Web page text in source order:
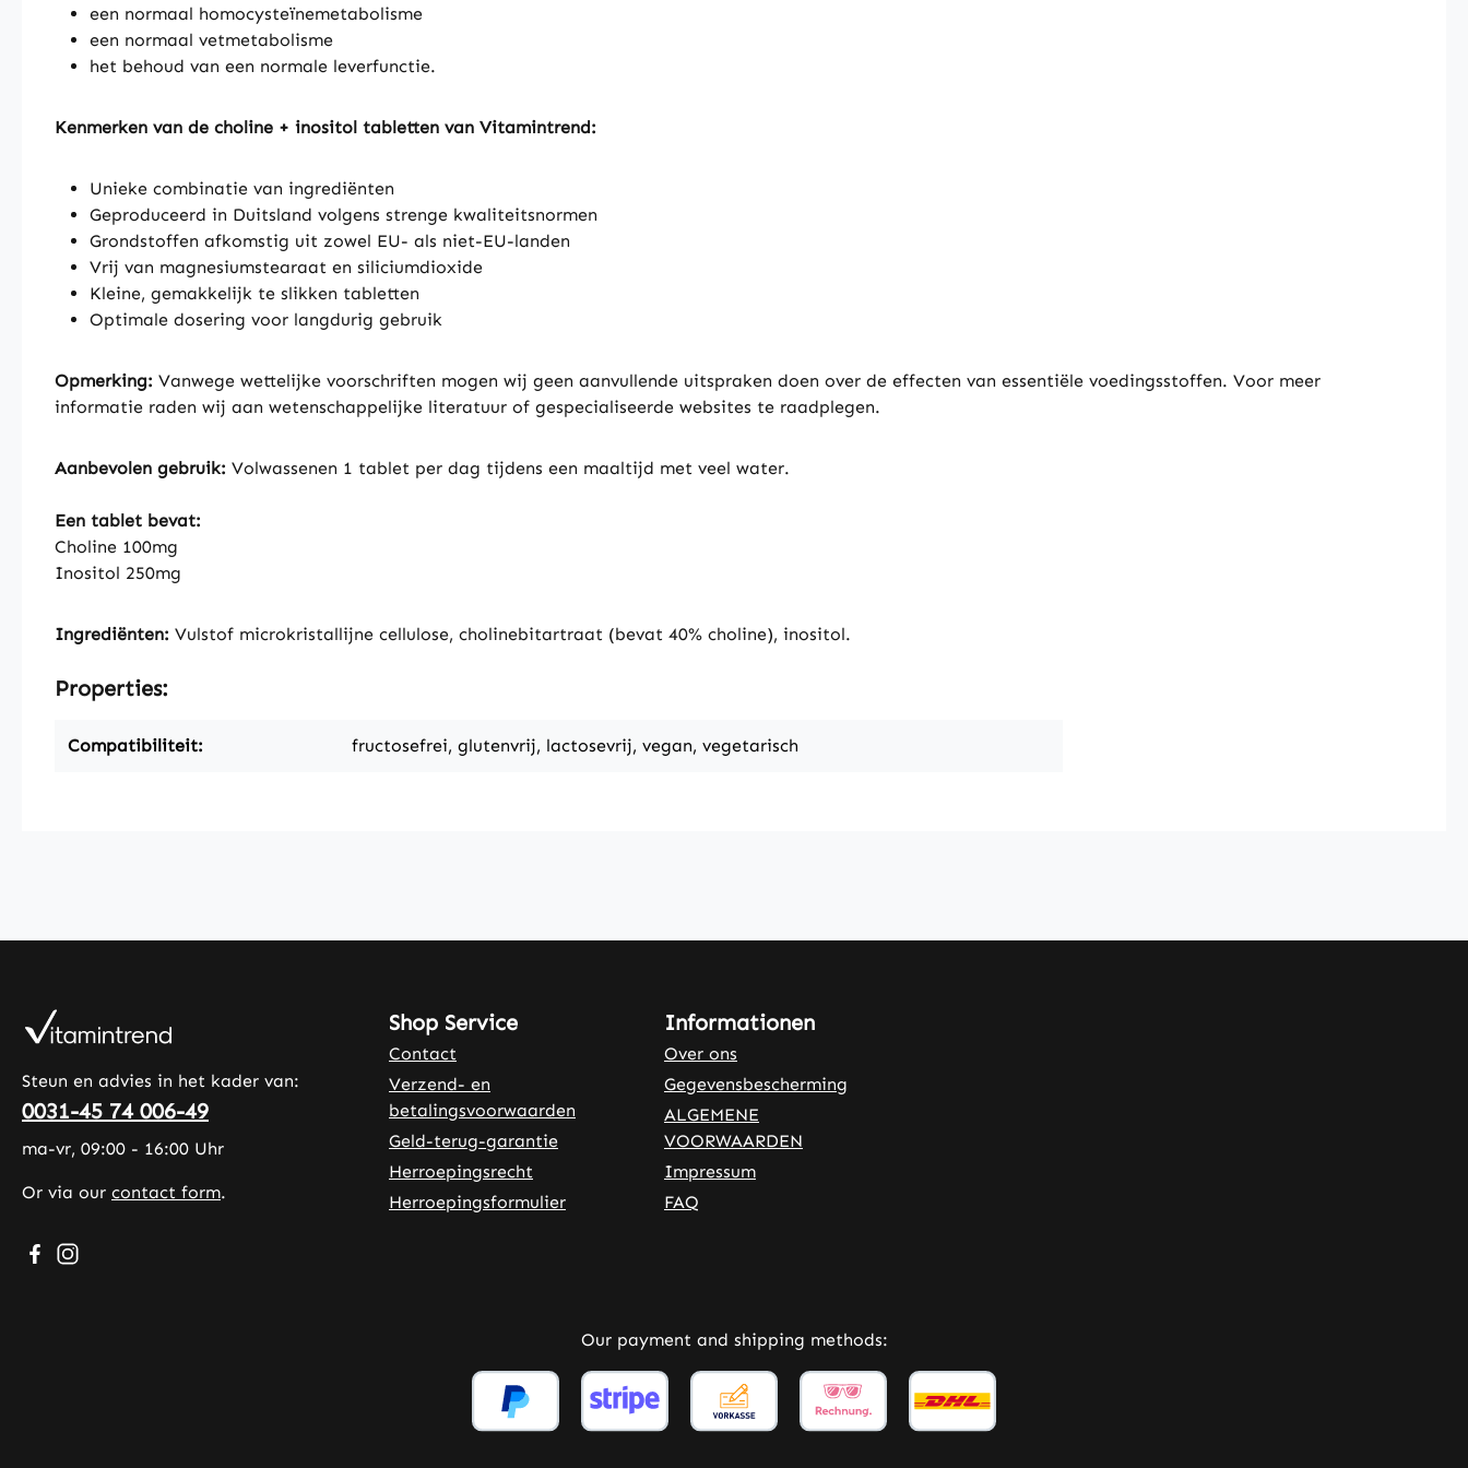
een normaal homocysteïnemetabolisme
een normaal vetmetabolisme
het behoud van een normale leverfunctie.
Kenmerken van de choline + inositol tabletten van Vitamintrend:
Unieke combinatie van ingrediënten
Geproduceerd in Duitsland volgens strenge kwaliteitsnormen
Grondstoffen afkomstig uit zowel EU- als niet-EU-landen
Vrij van magnesiumstearaat en siliciumdioxide
Kleine, gemakkelijk te slikken tabletten
Optimale dosering voor langdurig gebruik
Opmerking: Vanwege wettelijke voorschriften mogen wij geen aanvullende uitspraken doen over de effecten van essentiële voedingsstoffen. Voor meer
informatie raden wij aan wetenschappelijke literatuur of gespecialiseerde websites te raadplegen.
Aanbevolen gebruik: Volwassenen 1 tablet per dag tijdens een maaltijd met veel water.
Een tablet bevat:
Choline 100mg
Inositol 250mg
Ingrediënten: Vulstof microkristallijne cellulose, cholinebitartraat (bevat 40% choline), inositol.
Properties:
Compatibiliteit: fructosefrei, glutenvrij, lactosevrij, vegan, vegetarisch
Steun en advies in het kader van:
0031-45 74 006-49
ma-vr, 09:00 - 16:00 Uhr
Or via our contact form.
Visit us on Facebook – opens in a new browser tab (external link)
Check us out on Instagram – opens in a new browser tab (external link)
Shop Service
Contact
Verzend- en
betalingsvoorwaarden
Geld-terug-garantie
Herroepingsrecht
Herroepingsformulier
Informationen
Over ons
Gegevensbescherming
ALGEMENE
VOORWAARDEN
Impressum
FAQ
Our payment and shipping methods: